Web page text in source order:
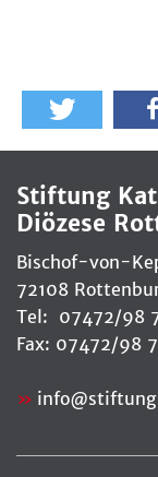
Stiftung
Diözese
Bischof-von-
72108
Tel: 07472/98
Fax: 07472/98
info@